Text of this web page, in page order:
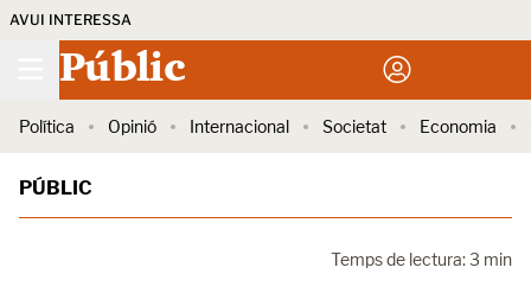
AVUI INTERESSA
Públic
Política Opinió Internacional Societat Economia
PÚBLIC
Temps de lectura: 3 min